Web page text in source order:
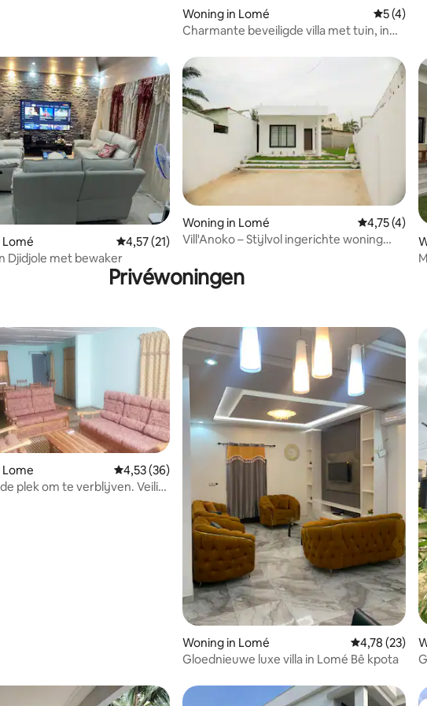
Woning in Lomé
5 (4)
Charmante beveiligde villa met tuin, in
van 5 op 5, 4 recensies
Lomé Gemiddelde beoordeling van 4,57 op 5, 21 recensies
4,57 (21)
Djidjole met bewaker
Woning in Lomé Gemiddelde
4,75 (4)
Vill'Anoko – Stijlvol ingerichte woning
Privéwoningen
van 4,71 op 5, 7 recensies
Lome Gemiddelde beoordeling van 4,53 op 5, 36 recensies
4,53 (36)
plek om te verblijven. Veilig
Woning in Lomé Gemiddelde
4,78 (23)
Gloednieuwe luxe villa in Lomé Bê kpota